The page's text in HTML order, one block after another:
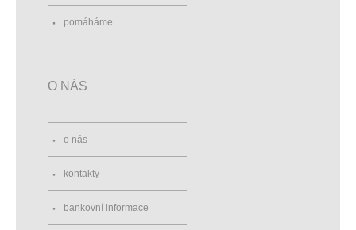
pomáháme
O NÁS
o nás
kontakty
bankovní informace